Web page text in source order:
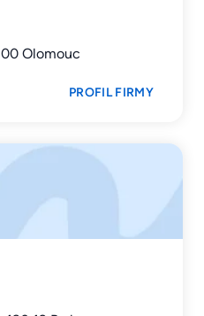
Olomouc
PROFIL FIRMY